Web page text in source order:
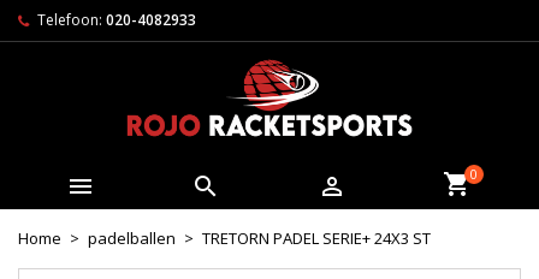
Telefoon: 020-4082933
   0
Home padelballen TRETORN PADEL SERIE+ 24X3 ST